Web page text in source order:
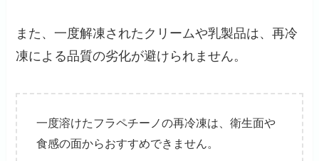
また、一度解凍されたクリームや乳製品は、再冷
凍による品質の劣化が避けられません。
一度溶けたフラペチーノの再冷凍は、衛生面や
食感の面からおすすめできません。